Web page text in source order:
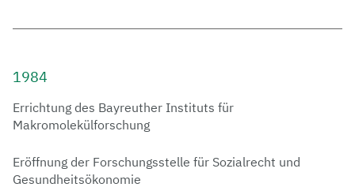
1984
Errichtung des Bayreuther Instituts für
Makromolekülforschung
Eröffnung der Forschungsstelle für Sozialrecht und
Gesundheitsökonomie